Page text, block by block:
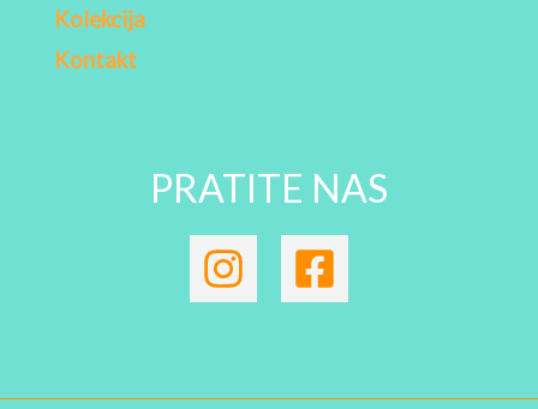
Kolekcija
Kontakt
PRATITE NAS